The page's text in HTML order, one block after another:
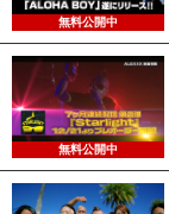
無料公開中
無料公開中